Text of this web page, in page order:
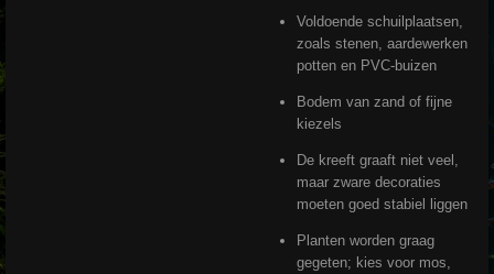
Voldoende schuilplaatsen,
zoals stenen, aardewerken
potten en PVC-buizen
Bodem van zand of fijne
kiezels
De kreeft graaft niet veel,
maar zware decoraties
moeten goed stabiel liggen
Planten worden graag
gegeten; kies voor mos,